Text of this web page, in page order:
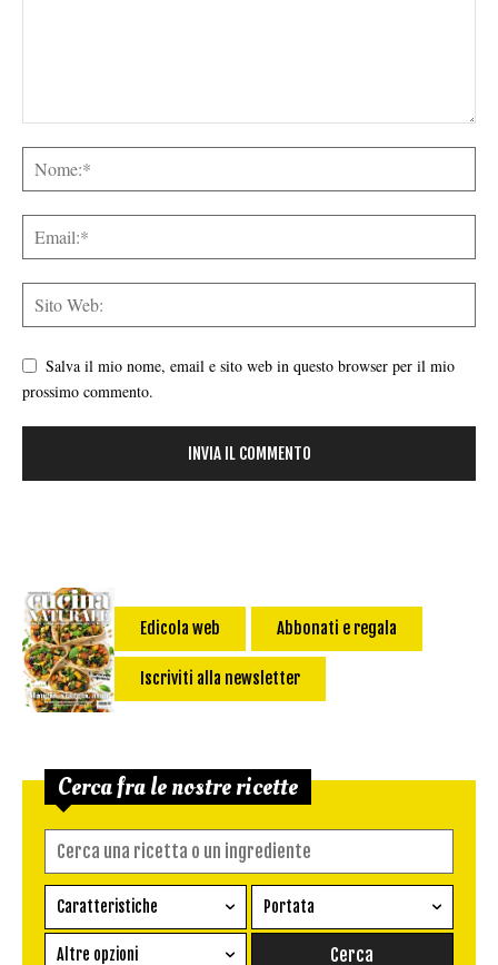
Salva il mio nome, email e sito web in questo browser per il mio
prossimo commento.
Edicola web Abbonati e regala
Iscriviti alla newsletter
Cerca fra le nostre ricette
Caratteristiche
Ricetta vegetariana
Portata
Altre opzioni